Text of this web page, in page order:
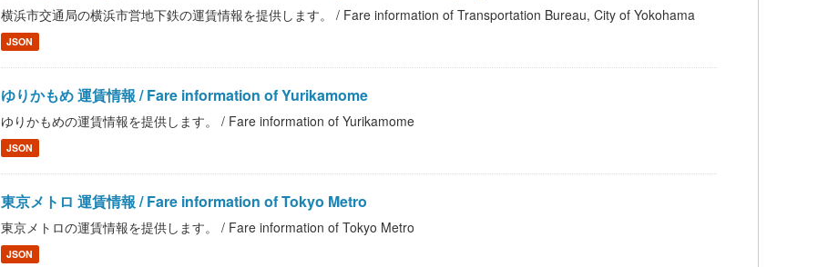
横浜市交通局の横浜市営地下鉄の運賃情報を提供します。 / Fare information of Transportation Bureau, City of Yokohama
JSON
ゆりかもめ 運賃情報 / Fare information of Yurikamome
ゆりかもめの運賃情報を提供します。 / Fare information of Yurikamome
JSON
東京メトロ 運賃情報 / Fare information of Tokyo Metro
東京メトロの運賃情報を提供します。 / Fare information of Tokyo Metro
JSON